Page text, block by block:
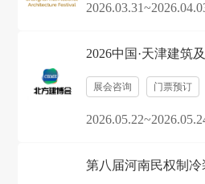
2026中国·天津建筑
展会咨询 门票预订
第八届河南民权制冷